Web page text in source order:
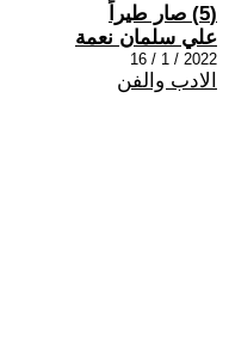
(5) صار طيراً
علي سلمان نعمة
2022 / 1 / 16
الادب والفن